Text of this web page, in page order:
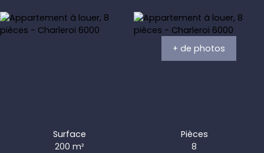
+ de photos
Surface
200m²
Pièces
8